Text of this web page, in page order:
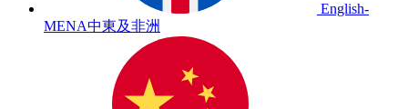
English-
MENA中東及非洲